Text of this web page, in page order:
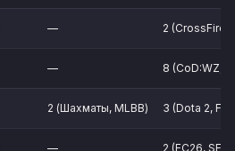
— 2 (CrossFire,
— 8 (CoD:WZ,
2 (Шахматы, MLBB) 3 (Dota 2,
— 2 (FC26, SF6)